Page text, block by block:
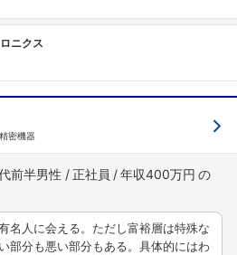
ニクス
精密機器
前半男性 正社員 年収400万円
名人に会える。ただし富裕層は特殊な
部分も悪い部分もある。具体的にはわ